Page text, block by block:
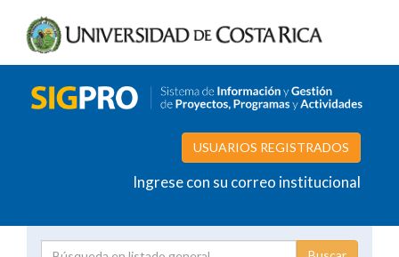
USUARIOS REGISTRADOS
Ingrese con su correo institucional